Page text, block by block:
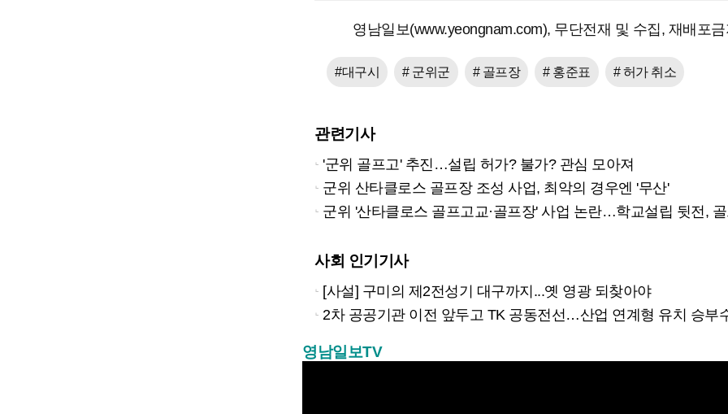
영남일보(www.yeongnam.com), 무단전재 및 수집, 재배포금
#대구시 # 군위군 # 골프장 # 홍준표 # 허가 취소
관련기사
'군위 골프고' 추진…설립 허가? 불가? 관심 모아져
군위 산타클로스 골프장 조성 사업, 최악의 경우엔 '무산'
군위 '산타클로스 골프고교·골프장' 사업 논란…학교설립 뒷전, 골프장 공사
사회 인기기사
[사설] 구미의 제2전성기 대구까지...옛 영광 되찾아야
2차 공공기관 이전 앞두고 TK 공동전선…산업 연계형 유치 승부
영남일보TV